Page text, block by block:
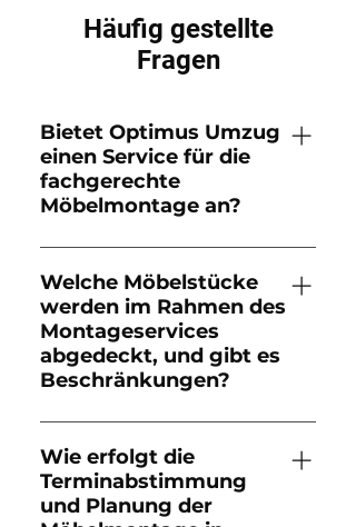
Häufig gestellte
Fragen
Bietet Optimus Umzug
einen Service für die
fachgerechte
Möbelmontage an?
Ja, Optimus Umzug bietet
einen umfassenden Service
für die fachgerechte
Möbelmontage in München
an. Unsere erfahrenen
Monteure stehen bereit, um
Möbelstücke sicher und
professionell zu montieren
oder zu demontieren. Wir
Welche Möbelstücke
werden im Rahmen des
Montageservices
abgedeckt, und gibt es
Beschränkungen?
Unser Möbelmontageservice
erstreckt sich über eine
Vielzahl von Möbelstücken,
darunter Schränke, Regale,
Wie erfolgt die
Terminabstimmung
und Planung der